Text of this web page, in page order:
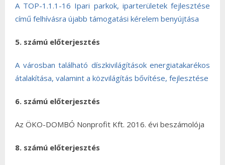
A TOP-1.1.1-16 Ipari parkok, iparterületek fejlesztése
című felhívásra újabb támogatási kérelem benyújtása
5. számú előterjesztés
A városban található díszkivilágítások energiatakarékos
átalakítása, valamint a közvilágítás bővítése, fejlesztése
6. számú előterjesztés
Az ÖKO-DOMBÓ Nonprofit Kft. 2016. évi beszámolója
8. számú előterjesztés